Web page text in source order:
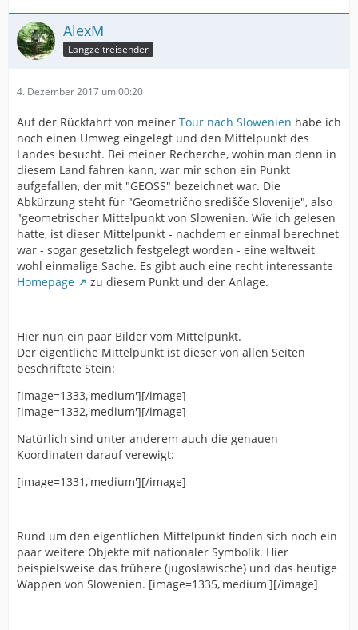
AlexM
Langzeitreisender
4. Dezember 2017 um 00:20
Auf der Rückfahrt von meiner Tour nach Slowenien habe ich
noch einen Umweg eingelegt und den Mittelpunkt des
Landes besucht. Bei meiner Recherche, wohin man denn in
diesem Land fahren kann, war mir schon ein Punkt
aufgefallen, der mit "GEOSS" bezeichnet war. Die
Abkürzung steht für "Geometrično središče Slovenije", also
"geometrischer Mittelpunkt von Slowenien. Wie ich gelesen
hatte, ist dieser Mittelpunkt - nachdem er einmal berechnet
war - sogar gesetzlich festgelegt worden - eine weltweit
wohl einmalige Sache. Es gibt auch eine recht interessante
Homepage
zu diesem Punkt und der Anlage.
Hier nun ein paar Bilder vom Mittelpunkt.
Der eigentliche Mittelpunkt ist dieser von allen Seiten
beschriftete Stein:
[image=1333,'medium'][/image]
[image=1332,'medium'][/image]
Natürlich sind unter anderem auch die genauen
Koordinaten darauf verewigt:
[image=1331,'medium'][/image]
Rund um den eigentlichen Mittelpunkt finden sich noch ein
paar weitere Objekte mit nationaler Symbolik. Hier
beispielsweise das frühere (jugoslawische) und das heutige
Wappen von Slowenien. [image=1335,'medium'][/image]